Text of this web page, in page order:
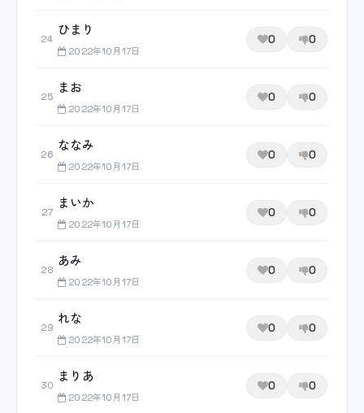
24
ひまり
2022年10月17日
0 0
25
まお
2022年10月17日
0 0
26
ななみ
2022年10月17日
0 0
27
まいか
2022年10月17日
0 0
28
あみ
2022年10月17日
0 0
29
れな
2022年10月17日
0 0
30
まりあ
2022年10月17日
0 0